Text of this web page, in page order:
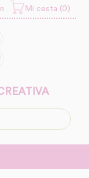
Mi cesta (0)